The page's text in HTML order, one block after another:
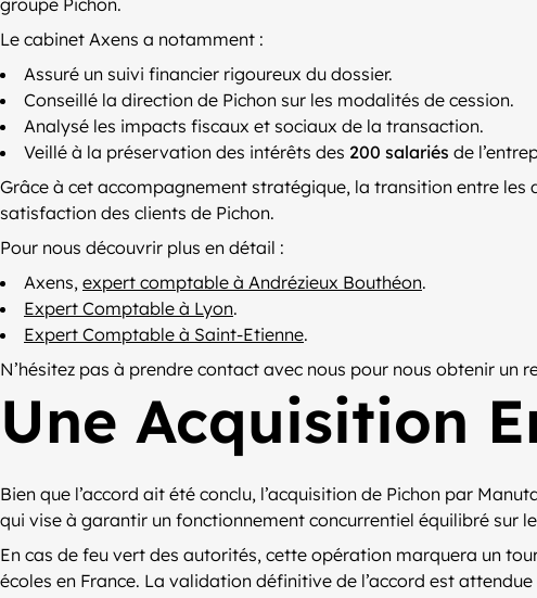
groupe Pichon.
Le cabinet Axens a notamment :
Assuré un suivi financier rigoureux du dossier.
Conseillé la direction de Pichon sur les modalités de cession.
Analysé les impacts fiscaux et sociaux de la transaction.
Veillé à la préservation des intérêts des 200 salariés de
Grâce à cet accompagnement stratégique, la transition entre
satisfaction des clients de Pichon.
Pour nous découvrir plus en détail :
Axens, expert comptable à Andrézieux Bouthéon.
Expert Comptable à Lyon.
Expert Comptable à Saint-Etienne.
N’hésitez pas à prendre contact avec nous pour nous obtenir un
Une Acquisition
Bien que l’accord ait été conclu, l’acquisition de Pichon par
qui vise à garantir un fonctionnement concurrentiel équilibré sur
En cas de feu vert des autorités, cette opération marquera un
écoles en France. La validation définitive de l’accord est